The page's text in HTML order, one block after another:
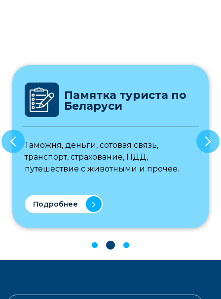
Памятка туриста по
Беларуси
Таможня, деньги, сотовая связь,
транспорт, страхование, ПДД,
путешествие с животными и прочее.
Подробнее